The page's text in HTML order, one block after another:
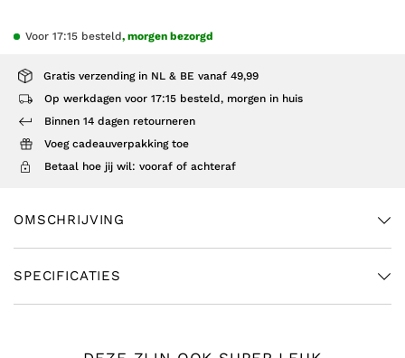
Gratis verzending in NL & BE vanaf 49,99
Op werkdagen voor 17:15 besteld, morgen in huis
Binnen 14 dagen retourneren
Voeg cadeauverpakking toe
Betaal hoe jij wil: vooraf of achteraf
Voor 17:15 besteld, morgen bezorgd
OMSCHRIJVING
SPECIFICATIES